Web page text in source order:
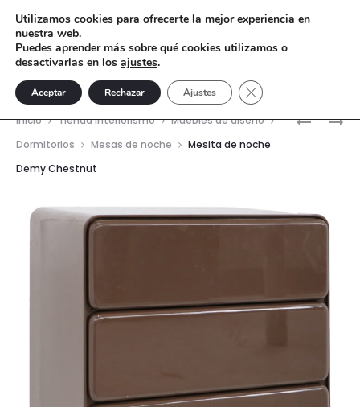
MESITA
GREEN
MESITA
Inicio Tienda interiorismo
Muebles de diseño
Dormitorios
Mesas de noche
Mesita de noche
Demy Chestnut
Utilizamos cookies para ofrecerte la mejor experiencia en
nuestra web.
Puedes aprender más sobre qué cookies utilizamos o
desactivarlas en los ajustes.
Aceptar Rechazar Ajustes Cerrar el banner de